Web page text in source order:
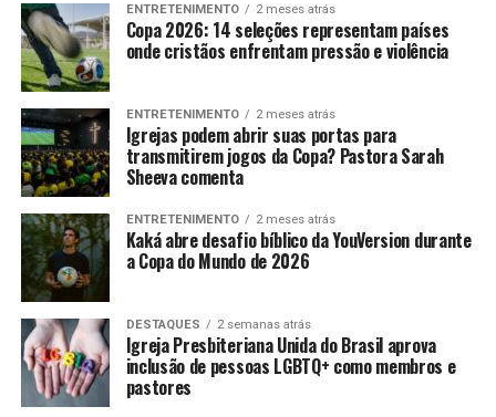
ENTRETENIMENTO 2 meses atrás
Copa 2026: 14 seleções representam países
onde cristãos enfrentam pressão e violência
ENTRETENIMENTO 2 meses atrás
Igrejas podem abrir suas portas para
transmitirem jogos da Copa? Pastora Sarah
Sheeva comenta
ENTRETENIMENTO 2 meses atrás
Kaká abre desafio bíblico da YouVersion durante
a Copa do Mundo de 2026
DESTAQUES 2 semanas atrás
Igreja Presbiteriana Unida do Brasil aprova
inclusão de pessoas LGBTQ+ como membros e
pastores